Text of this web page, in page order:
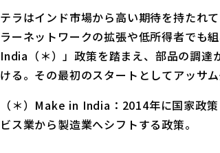
テラはインド市場から高い期待を持たれ
ラーネットワークの拡張や低所得者でも
India（＊）」政策を踏まえ、部品の調達
ける。その最初のスタートとしてアッサ
（＊）Make in India：2014年に国家政
ビス業から製造業へシフトする政策。